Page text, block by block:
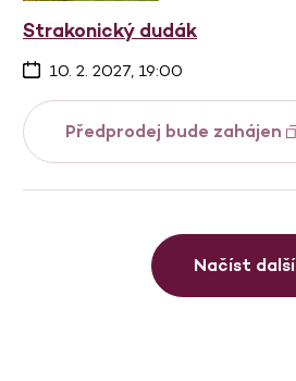
Strakonický dudák
10. 2. 2027, 19:00
Předprodej bude zahájen
Načíst další